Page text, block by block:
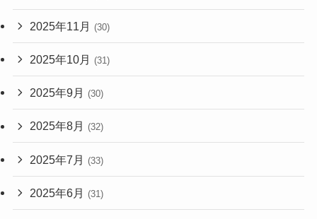
2025年11月 (30)
2025年10月 (31)
2025年9月 (30)
2025年8月 (32)
2025年7月 (33)
2025年6月 (31)